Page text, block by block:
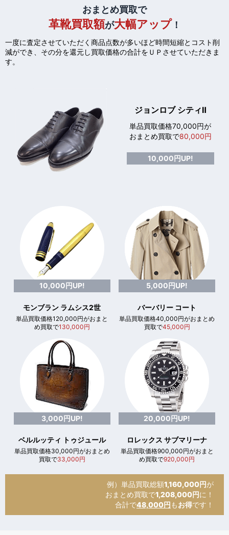
おまとめ買取で
革靴買取額が大幅アップ！
一度に査定させていただく商品点数が多いほど時間短縮とコスト削
減ができ、 その分を還元し買取価格の合計をＵＰさせていただきま
す。
ジョンロブ シティⅡ
単品買取価格70,000円が
おまとめ買取で80,000円
10,000円UP!
10,000円UP!
モンブラン ラムシス2世
単品買取価格120,000円がおまと
め買取で130,000円
5,000円UP!
バーバリー コート
単品買取価格40,000円がおまとめ
買取で45,000円
3,000円UP!
ベルルッティ トゥジュール
単品買取価格30,000円がおまとめ
買取で33,000円
20,000円UP!
ロレックス サブマリーナ
単品買取価格900,000円がおまと
め買取で920,000円
例）単品買取総額1,160,000円が
おまとめ買取で1,208,000円に！
合計で48,000円 もお得です！